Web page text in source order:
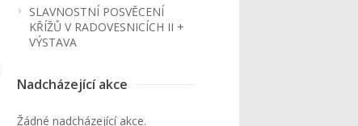
SLAVNOSTNÍ POSVĚCENÍ
KŘÍŽŮ V RADOVESNICÍCH II +
VÝSTAVA
Nadcházející akce
Žádné nadcházející akce.